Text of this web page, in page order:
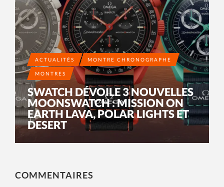
ACTUALITÉS MONTRE CHRONOGRAPHE
MONTRES
SWATCH DÉVOILE 3 NOUVELLES
MOONSWATCH : MISSION ON
EARTH LAVA, POLAR LIGHTS ET
DESERT
COMMENTAIRES